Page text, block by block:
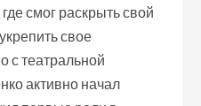
смог раскрыть свой
свое
с театральной
активно начал